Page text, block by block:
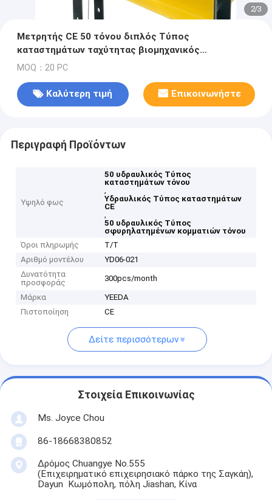
2/3
Μετρητής CE 50 τόνου διπλός Τύπος
καταστημάτων ταχύτητας βιομηχανικός
υδραυλικός βαρέων καθηκόντων
MOQ：20 PC
Καλύτερη τιμή Επικοινωνήστε
Περιγραφή Προϊόντων
Υψηλό φως
50 υδραυλικός Τύπος
καταστημάτων τόνου
,
Υδραυλικός Τύπος καταστημάτων
CE
,
50 υδραυλικός Τύπος
σφυρηλατημένων κομματιών τόνου
Όροι πληρωμής
T/T
Αριθμό μοντέλου
YD06-021
Δυνατότητα
προσφοράς
300pcs/month
Μάρκα
YEEDA
Πιστοποίηση
CE
Δείτε περισσότερων
Στοιχεία Επικοινωνίας
Ms. Joyce Chou
86-18668380852
Δρόμος Chuangye No.555
(Επιχειρηματικό επιχειρησιακό πάρκο της Σαγκάη),
Dayun Κωμόπολη, πόλη Jiashan, Κίνα